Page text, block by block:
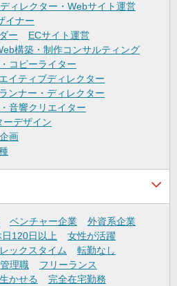
ィレクター・Webサイト運営
イナー
ー
ECサイト運営
構築・制作コンサルティング
コピーライター
イティブディレクター
ンナー・ディレクター
音響クリエイター
ーデザイン
画
ベンチャー企業
外資系企業
120日以上
女性が活躍
ックスタイム
転勤なし
管理職
フリーランス
かせる
完全在宅勤務